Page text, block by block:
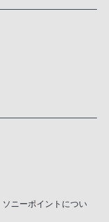
ニーポイントについ